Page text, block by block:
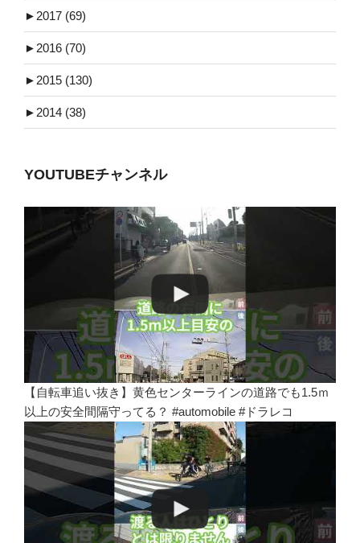
► 2017 (69)
► 2016 (70)
► 2015 (130)
► 2014 (38)
YOUTUBEチャンネル
【自転車追い抜き】黄色センターラインの道路でも1.5ｍ
以上の安全間隔守ってる？ #automobile #ドラレコ